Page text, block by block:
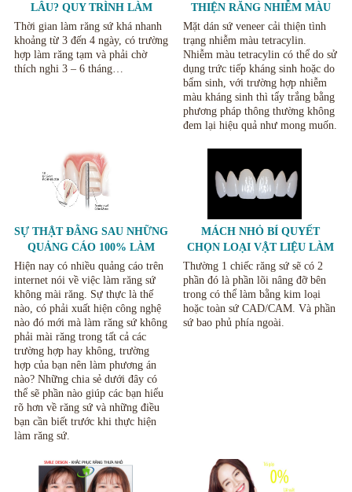
LÂU? QUY TRÌNH LÀM
RĂNG SỨ.
Thời gian làm răng sứ khá nhanh
khoảng từ 3 đến 4 ngày, có trường
hợp làm răng tạm và phải chờ
thích nghi 3 – 6 tháng…
THIỆN RĂNG NHIỄM MÀU
TETRACYCLIN
Mặt dán sứ veneer cải thiện tình
trạng nhiễm màu tetracylin.
Nhiễm màu tetracylin có thể do sử
dụng trức tiếp kháng sinh hoặc do
bẩm sinh, với trường hợp nhiễm
màu kháng sinh thì tẩy trắng bằng
phương pháp thông thường không
đem lại hiệu quả như mong muốn.
SỰ THẬT ĐẰNG SAU NHỮNG
QUẢNG CÁO 100% LÀM
RĂNG SỨ KHÔNG MÀI
RĂNG.
Hiện nay có nhiều quảng cáo trên
internet nói về việc làm răng sứ
không mài răng. Sự thực là thế
nào, có phải xuất hiện công nghệ
nào đó mới mà làm răng sứ không
phải mài răng trong tất cả các
trường hợp hay không, trường
hợp của bạn nên làm phương án
nào? Những chia sẻ dưới đây có
thể sẽ phần nào giúp các bạn hiểu
rõ hơn về răng sứ và những điều
bạn cần biết trước khi thực hiện
làm răng sứ.
MÁCH NHỎ BÍ QUYẾT
CHỌN LOẠI VẬT LIỆU LÀM
BỌC RĂNG NÊN CHỌN LOẠI
RĂNG NÀO CHO PHÙ HỢP.
Thường 1 chiếc răng sứ sẽ có 2
phần đó là phần lõi nâng đỡ bên
trong có thể làm bằng kim loại
hoặc toàn sứ CAD/CAM. Và phần
sứ bao phủ phía ngoài.